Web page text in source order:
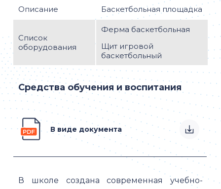
Описание Баскетбольная площадка
Список
оборудования
Ферма баскетбольная
Щит игровой
баскетбольный
Средства обучения и воспитания
В виде документа
В школе создана современная учебно-